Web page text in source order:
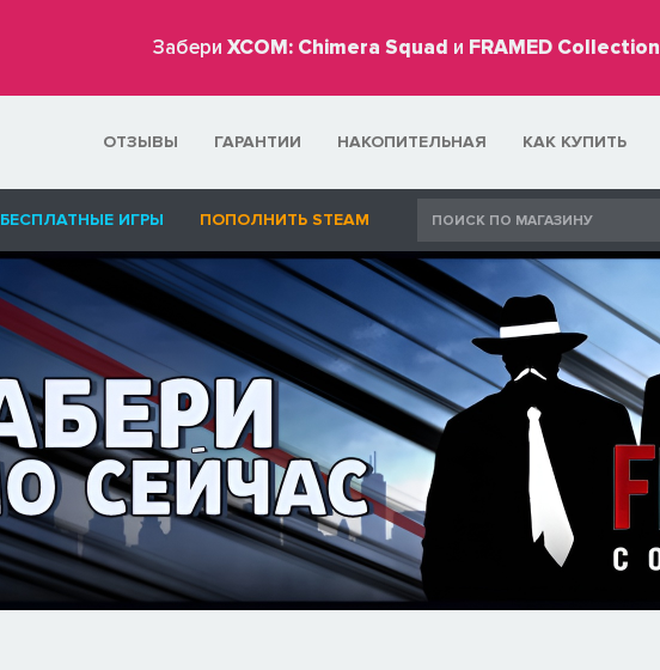
Забери XCOM: Chimera Squad и FRAMED Collection
ОТЗЫВЫ ГАРАНТИИ НАКОПИТЕЛЬНАЯ КАК КУПИТЬ
БЕСПЛАТНЫЕ ИГРЫ ПОПОЛНИТЬ STEAM